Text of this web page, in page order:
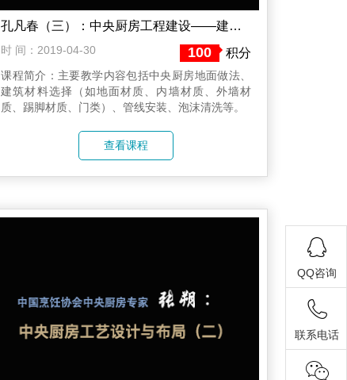
孔凡春（三）：中央厨房工程建设——建筑施工要点
时 间：2019-04-30 100 积分
课程简介：主要教学内容包括中央厨房地面做法、
建筑材料选择（如地面材质、内墙材质、外墙材
质、踢脚材质、门类）、管线安装、泡沫清洗等。​
查看课程
QQ咨询
联系电话